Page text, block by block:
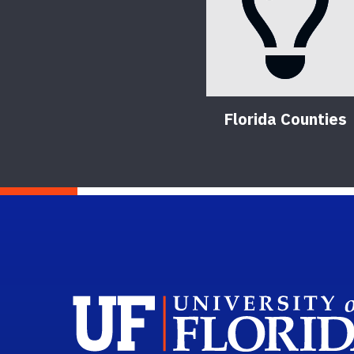
Florida Counties